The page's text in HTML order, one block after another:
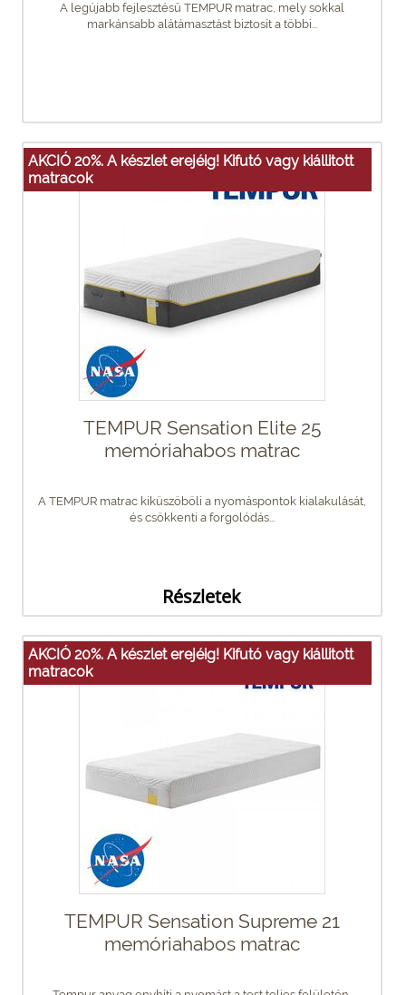
A legújabb fejlesztésű TEMPUR matrac, mely sokkal
markánsabb alátámasztást biztosít a többi...
AKCIÓ 20%. A készlet erejéig! Kifutó vagy kiállitott
matracok
TEMPUR Sensation Elite 25
memóriahabos matrac
A TEMPUR matrac kiküszöböli a nyomáspontok kialakulását,
és csökkenti a forgolódás...
Részletek
AKCIÓ 20%. A készlet erejéig! Kifutó vagy kiállitott
matracok
TEMPUR Sensation Supreme 21
memóriahabos matrac